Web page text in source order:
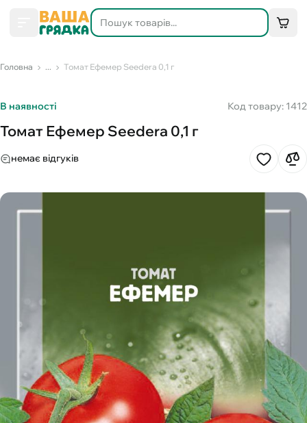
Головна ... Томат Ефемер Seedera 0,1 г
В наявності Код товару: 1412
Томат Ефемер Seedera 0,1 г
немає відгуків